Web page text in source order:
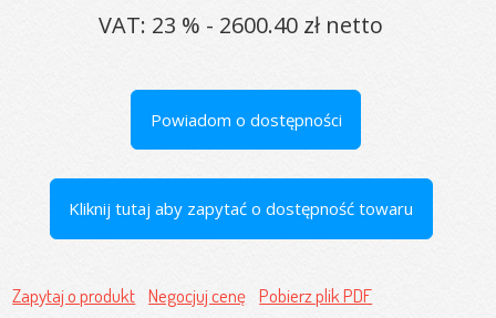
VAT: 23 % - 2600.40 zł netto
Powiadom o dostępności
Kliknij tutaj aby zapytać o dostępność towaru
Zapytaj o produkt Negocjuj cenę Pobierz plik PDF